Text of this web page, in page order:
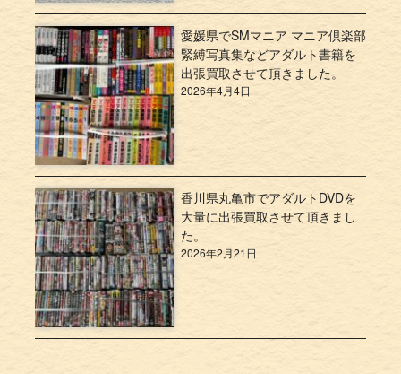
愛媛県でSMマニア マニア倶楽部
緊縛写真集などアダルト書籍を
出張買取させて頂きました。
2026年4月4日
香川県丸亀市でアダルトDVDを
大量に出張買取させて頂きまし
た。
2026年2月21日